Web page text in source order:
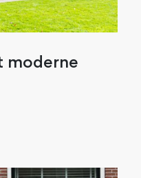
moderne